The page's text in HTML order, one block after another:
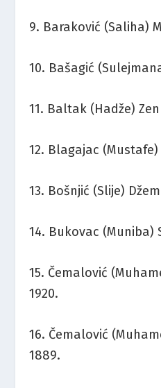
9. Baraković (Saliha)
10. Bašagić
11. Baltak (Hadže)
12. Blagajac
13. Bošnjić (Slije)
14. Bukovac (Muniba)
15. Čemalović
1920.
16. Čemalović
1889.